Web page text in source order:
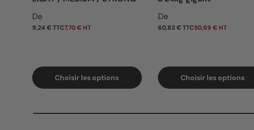
Prix habituel
De
9,24 € TTC7,70 € HT
Choisir les options
Prix habituel
De
60,83 € TTC50,69 € HT
Choisir les options